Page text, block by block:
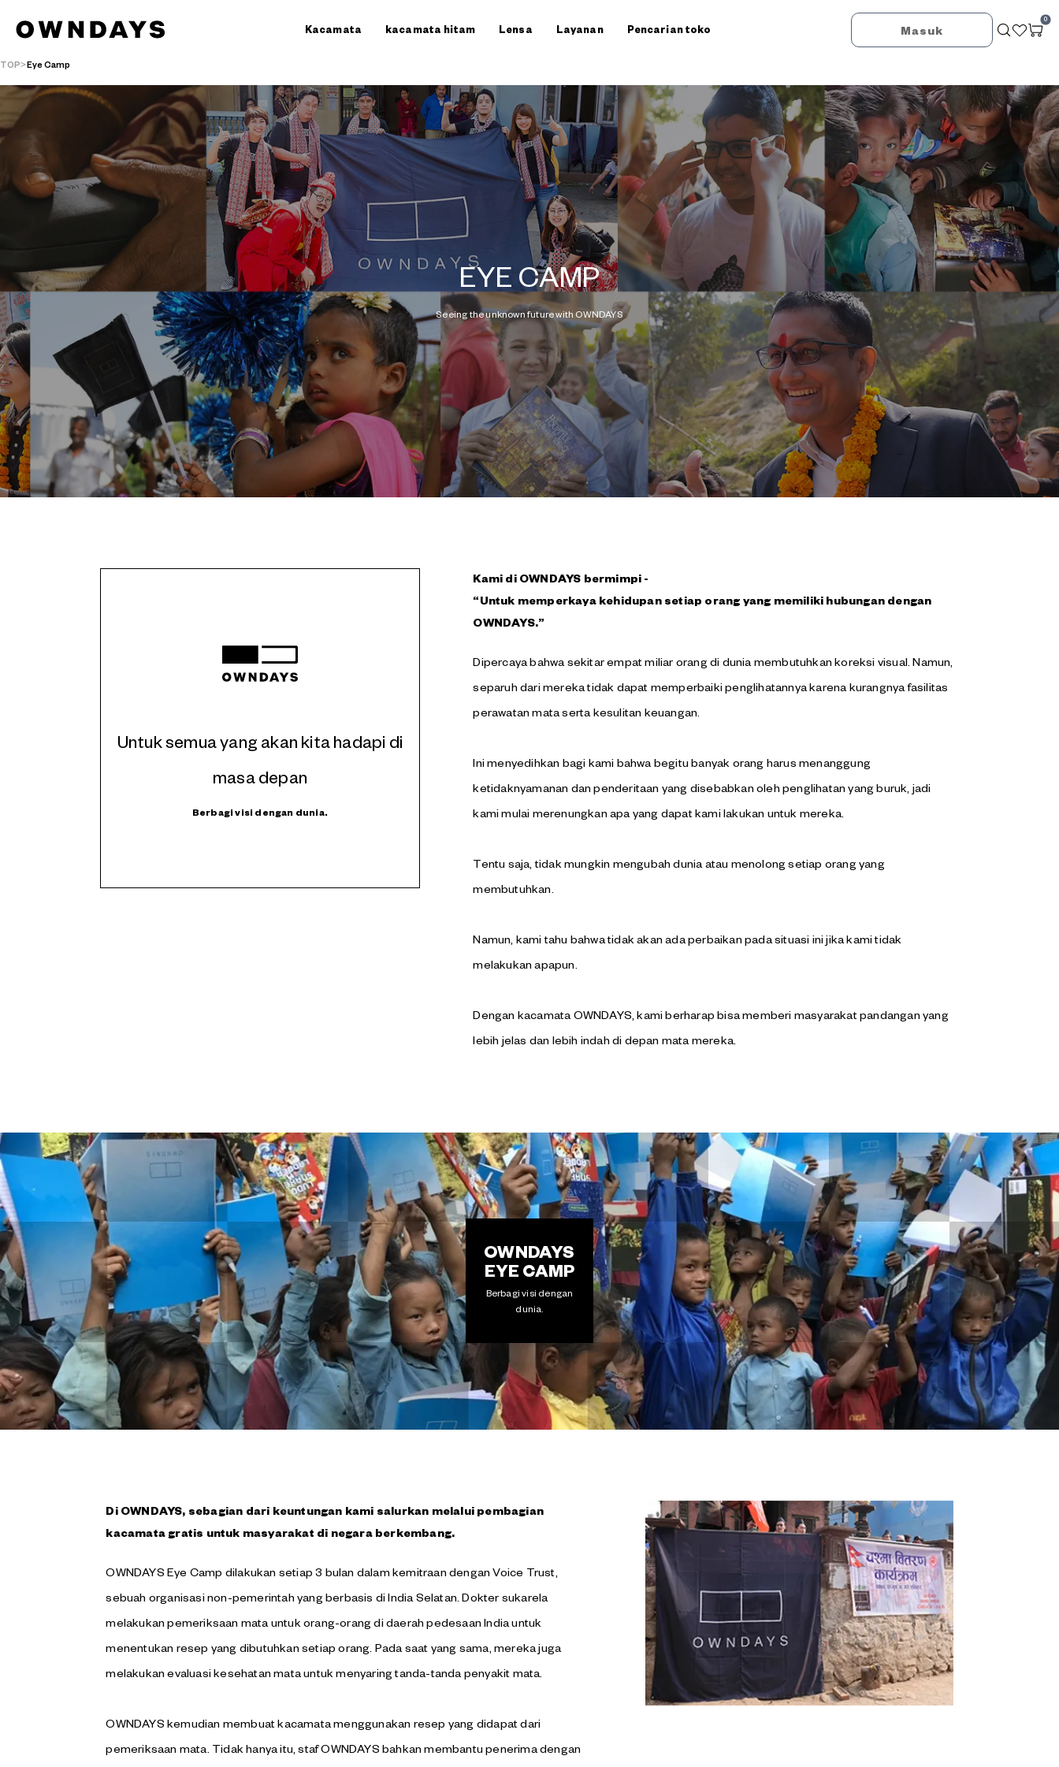
Kacamata kacamata hitam Lensa Layanan Pencarian toko Masuk
0
TOP Eye Camp
EYE CAMP
Seeing the unknown future with OWNDAYS
Untuk semua yang akan kita hadapi di
masa depan
Berbagi visi dengan dunia.
Kami di OWNDAYS bermimpi -
“Untuk memperkaya kehidupan setiap orang yang memiliki hubungan dengan
OWNDAYS.”
Dipercaya bahwa sekitar empat miliar orang di dunia membutuhkan koreksi visual. Namun,
separuh dari mereka tidak dapat memperbaiki penglihatannya karena kurangnya fasilitas
perawatan mata serta kesulitan keuangan.
Ini menyedihkan bagi kami bahwa begitu banyak orang harus menanggung
ketidaknyamanan dan penderitaan yang disebabkan oleh penglihatan yang buruk, jadi
kami mulai merenungkan apa yang dapat kami lakukan untuk mereka.
Tentu saja, tidak mungkin mengubah dunia atau menolong setiap orang yang
membutuhkan.
Namun, kami tahu bahwa tidak akan ada perbaikan pada situasi ini jika kami tidak
melakukan apapun.
Dengan kacamata OWNDAYS, kami berharap bisa memberi masyarakat pandangan yang
lebih jelas dan lebih indah di depan mata mereka.
OWNDAYS
EYE CAMP
Berbagi visi dengan
dunia.
Di OWNDAYS, sebagian dari keuntungan kami salurkan melalui pembagian
kacamata gratis untuk masyarakat di negara berkembang.
OWNDAYS Eye Camp dilakukan setiap 3 bulan dalam kemitraan dengan Voice Trust,
sebuah organisasi non-pemerintah yang berbasis di India Selatan. Dokter sukarela
melakukan pemeriksaan mata untuk orang-orang di daerah pedesaan India untuk
menentukan resep yang dibutuhkan setiap orang. Pada saat yang sama, mereka juga
melakukan evaluasi kesehatan mata untuk menyaring tanda-tanda penyakit mata.
OWNDAYS kemudian membuat kacamata menggunakan resep yang didapat dari
pemeriksaan mata. Tidak hanya itu, staf OWNDAYS bahkan membantu penerima dengan